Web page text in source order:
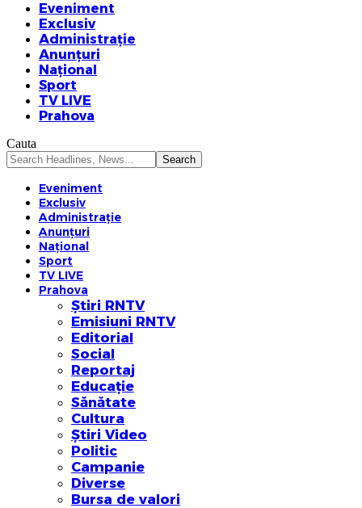
Eveniment
Exclusiv
Administrație
Anunțuri
Național
Sport
TV LIVE
Prahova
Cauta
Eveniment
Exclusiv
Administrație
Anunțuri
Național
Sport
TV LIVE
Prahova
Știri RNTV
Emisiuni RNTV
Editorial
Social
Reportaj
Educație
Sănătate
Cultura
Știri Video
Politic
Campanie
Diverse
Bursa de valori